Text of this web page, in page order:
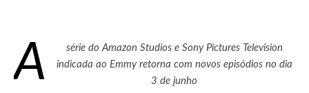
A
série do Amazon Studios e Sony Pictures Television
indicada ao Emmy retorna com novos episódios no dia
3 de junho